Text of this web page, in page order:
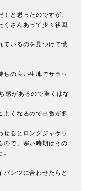
と思ったのですが、
くさんあって少々後回
ているのを見つけて慌
ちの良い生地でサラッ
感があるので重くはな
よくなるので出番が多
せるとロングジャケッ
ので、寒い時期はその
パンツに合わせたらと